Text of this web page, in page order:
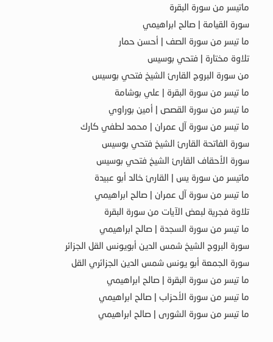
ماتيسر من سورة البقرة
سورة القيامة | صالح ابراهيمي
ما تيسر من سورة الصف | أحسن حمار
تلاوة مختارة | فتحي بوسيس
من سورة البروج القارئ الشيخ فتحي بوسيس
ما تيسر من سورة البقرة | علي بوشامة
ما تيسر من سورة القصص | أمين بوراوي
ما تيسر من سورة آل عمران | محمد لطفي كارك
سورة الفاتحة القارئ الشيخ فتحي بوسيس
سورة الأحقاف القارئ الشيخ فتحي بوسيس
ماتيسر من سورة يس | القارئ خالد أبو عبيدة
ما تيسر من سورة آل عمران | صالح ابراهيمي
تلاوة فجرية لبعض الآيات من سورة البقرة
ما تيسر من سورة السجدة | صالح ابراهيمي
سورة البروج الشيخ شمس الدين أبويونس القل الجزائر
سورة الجمعة أبو يونس شمس الدين الجزائري القل
ما تيسر من سورة البقرة | صالح ابراهيمي
ما تيسر من سورة الأحزاب | صالح ابراهيمي
ما تيسر من سورة الشورى | صالح ابراهيمي